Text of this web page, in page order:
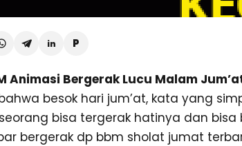
Animasi Bergerak Lucu Malam
besok hari jum’at, kata yang
bisa tergerak hatinya dan
bergerak dp bbm sholat jumat